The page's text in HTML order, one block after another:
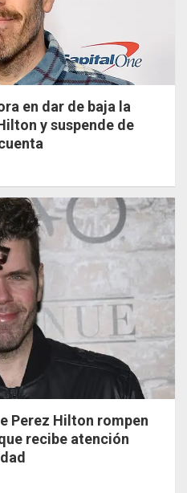
en dar de baja la
y suspende de
Perez Hilton rompen
recibe atención